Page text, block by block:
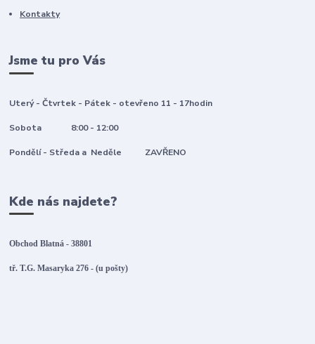
Kontakty
Jsme tu pro Vás
Uterý - Čtvrtek - Pátek - otevřeno 11 - 17hodin
Sobota 8:00 - 12:00
Pondělí - Středa a Neděle ZAVŘENO
Kde nás najdete?
Obchod Blatná - 38801
tř. T.G. Masaryka 276 - (u pošty)